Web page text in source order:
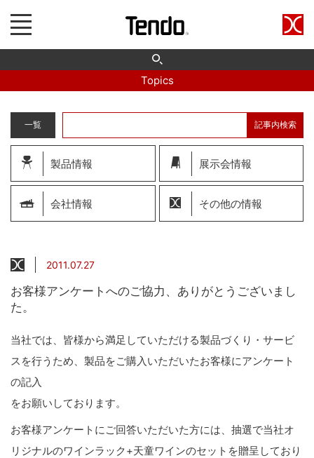
Topics
一覧 記事内検索
製品情報 展示会情報
会社情報 その他の情報
2011.07.27
お客様アンケートへのご協力、ありがとうございまし
た。
当社では、皆様から満足していただける製品づくり・サービ
スを行うため、製品をご購入いただいたお客様にアンケート
の記入
をお願いしております。
お客様アンケートにご回答いただいた方には、抽選で当社オ
リジナルのワインラック+天童ワインのセットを贈呈しており